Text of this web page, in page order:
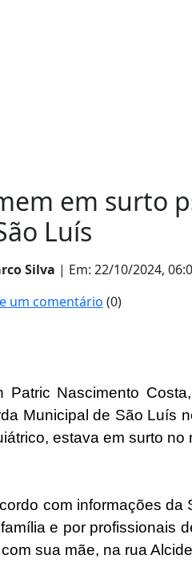
em surto
Luís
Silva | Em: 22/10/2024,
um comentário (0)
Patric Nascimento
Municipal de São Luís
estava em surto no
com informações da
e por profissionais
sua mãe, na rua